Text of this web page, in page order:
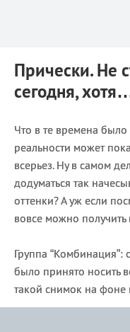
Прически. Не
сегодня,
Что в те времена
реальности может
всерьез. Ну в самом
додуматься так
оттенки? А уж если
вовсе можно
Группа “Комбинация”:
было принято носить
такой снимок на фоне